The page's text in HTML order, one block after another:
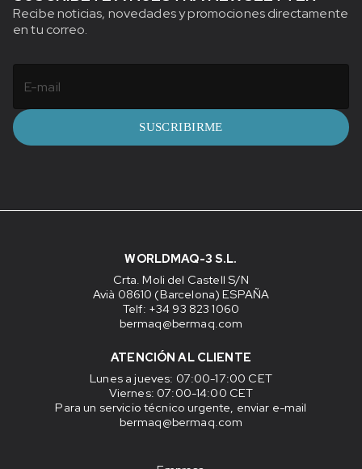
Recibe noticias, novedades y promociones directamente
en tu correo.
SUSCRIBIRME
WORLDMAQ-3 S.L.
Crta. Moli del Castell S/N
Avià 08610 (Barcelona) ESPAÑA
Telf: +34 93 823 1060
bermaq@bermaq.com
ATENCIÓN AL CLIENTE
Lunes a jueves: 07:00-17:00 CET
Viernes: 07:00-14:00 CET
Para un servicio técnico urgente, enviar e-mail
bermaq@bermaq.com